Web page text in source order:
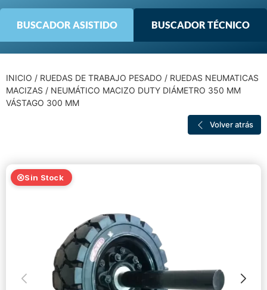
BUSCADOR ASISTIDO BUSCADOR TÉCNICO
INICIO / RUEDAS DE TRABAJO PESADO / RUEDAS NEUMATICAS
MACIZAS / NEUMÁTICO MACIZO DUTY DIÁMETRO 350 MM
VÁSTAGO 300 MM
Volver atrás
Sin Stock